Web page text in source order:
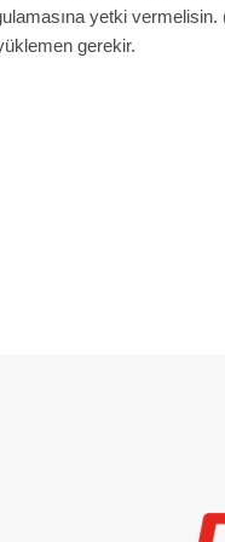
yetki
gerekir.
organize
Plus